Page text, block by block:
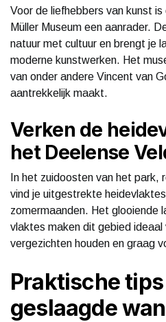
Voor de liefhebbers van kunst
Müller Museum een aanrader.
natuur met cultuur en brengt je
moderne kunstwerken. Het
van onder andere Vincent van
aantrekkelijk maakt.
Verken de
het Deelense
In het zuidoosten van het park,
vind je uitgestrekte
zomermaanden. Het glooiende
vlaktes maken dit gebied
vergezichten houden en graag
Praktische
geslaagde